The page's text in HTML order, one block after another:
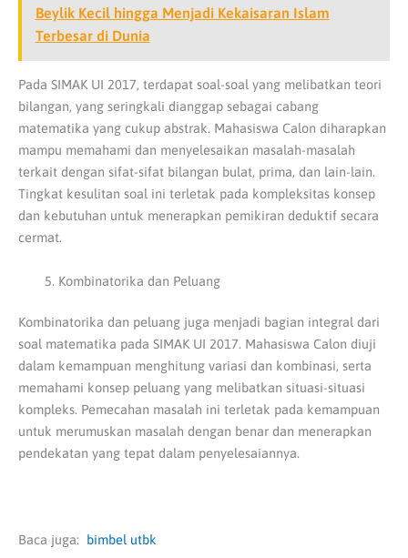
Beylik Kecil hingga Menjadi Kekaisaran Islam
Terbesar di Dunia
Pada SIMAK UI 2017, terdapat soal-soal yang melibatkan teori
bilangan, yang seringkali dianggap sebagai cabang
matematika yang cukup abstrak. Mahasiswa Calon diharapkan
mampu memahami dan menyelesaikan masalah-masalah
terkait dengan sifat-sifat bilangan bulat, prima, dan lain-lain.
Tingkat kesulitan soal ini terletak pada kompleksitas konsep
dan kebutuhan untuk menerapkan pemikiran deduktif secara
cermat.
Kombinatorika dan Peluang
Kombinatorika dan peluang juga menjadi bagian integral dari
soal matematika pada SIMAK UI 2017. Mahasiswa Calon diuji
dalam kemampuan menghitung variasi dan kombinasi, serta
memahami konsep peluang yang melibatkan situasi-situasi
kompleks. Pemecahan masalah ini terletak pada kemampuan
untuk merumuskan masalah dengan benar dan menerapkan
pendekatan yang tepat dalam penyelesaiannya.
Baca juga: bimbel utbk